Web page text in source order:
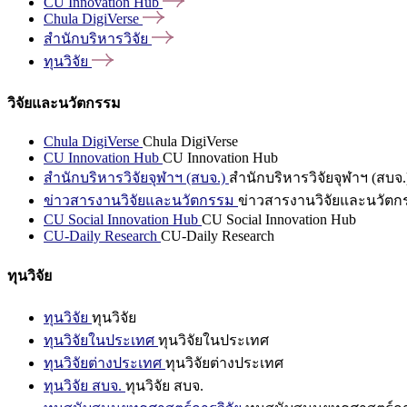
Chula DigiVerse
สำนักบริหารวิจัย
ทุนวิจัย
วิจัยและนวัตกรรม
Chula DigiVerse Chula DigiVerse
CU Innovation Hub CU Innovation Hub
สำนักบริหารวิจัยจุฬาฯ (สบจ.) สำนักบริหารวิจัยจุฬาฯ (สบจ
ข่าวสารงานวิจัยและนวัตกรรม ข่าวสารงานวิจัยและนวัตก
CU Social Innovation Hub CU Social Innovation Hub
CU-Daily Research CU-Daily Research
ทุนวิจัย
ทุนวิจัย ทุนวิจัย
ทุนวิจัยในประเทศ ทุนวิจัยในประเทศ
ทุนวิจัยต่างประเทศ ทุนวิจัยต่างประเทศ
ทุนวิจัย สบจ. ทุนวิจัย สบจ.